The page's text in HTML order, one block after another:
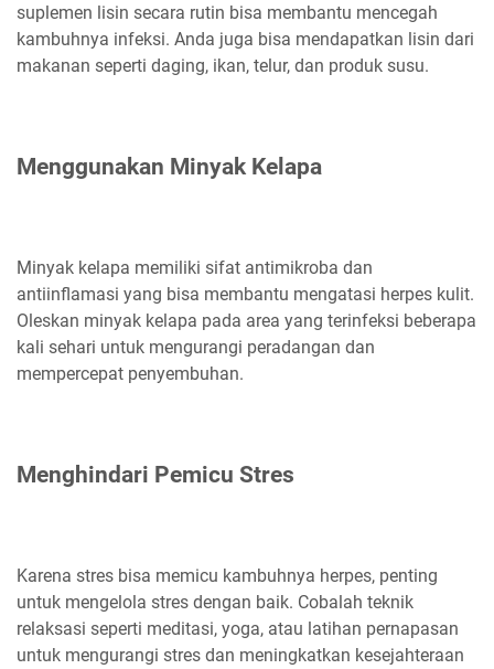
suplemen lisin secara rutin bisa membantu mencegah
kambuhnya infeksi. Anda juga bisa mendapatkan lisin dari
makanan seperti daging, ikan, telur, dan produk susu.
Menggunakan Minyak Kelapa
Minyak kelapa memiliki sifat antimikroba dan
antiinflamasi yang bisa membantu mengatasi herpes kulit.
Oleskan minyak kelapa pada area yang terinfeksi beberapa
kali sehari untuk mengurangi peradangan dan
mempercepat penyembuhan.
Menghindari Pemicu Stres
Karena stres bisa memicu kambuhnya herpes, penting
untuk mengelola stres dengan baik. Cobalah teknik
relaksasi seperti meditasi, yoga, atau latihan pernapasan
untuk mengurangi stres dan meningkatkan kesejahteraan